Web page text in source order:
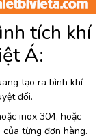
tích khí
Á:
tạo ra bình khí
đối.
inox 304, hoặc
từng đơn hàng.